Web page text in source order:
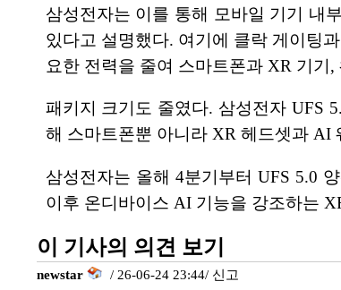
삼성전자는 이를 통해 모바일 기기 내
있다고 설명했다. 여기에 클락 게이팅
요한 전력을 줄여 스마트폰과 XR 기
패키지 크기도 줄였다. 삼성전자 UFS
해 스마트폰뿐 아니라 XR 헤드셋과 AI
삼성전자는 올해 4분기부터 UFS 5.0
이후 온디바이스 AI 기능을 강조하는
이 기사의 의견 보기
newstar / 26-06-24 23:44/ 신고